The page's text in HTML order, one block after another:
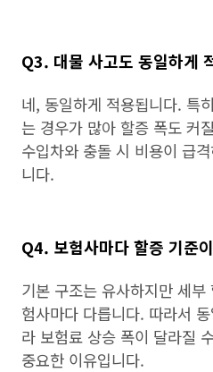
Q3. 대물 사고도 동일하게
네, 동일하게 적용됩니다. 특
는 경우가 많아 할증 폭도 커
수입차와 충돌 시 비용이 급
니다.
Q4. 보험사마다 할증 기준
기본 구조는 유사하지만 세
험사마다 다릅니다. 따라서
라 보험료 상승 폭이 달라질
중요한 이유입니다.